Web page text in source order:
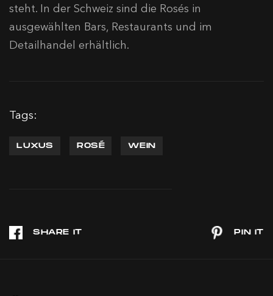
steht. In der Schweiz sind die Rosés in
ausgewählten Bars, Restaurants und im
Detailhandel erhältlich.
Tags:
LUXUS ROSÉ WEIN